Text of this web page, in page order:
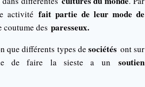
activité fait partie de leur mode de
coutume des paresseux.
que différents types de sociétés ont sur
de faire la sieste a un soutien